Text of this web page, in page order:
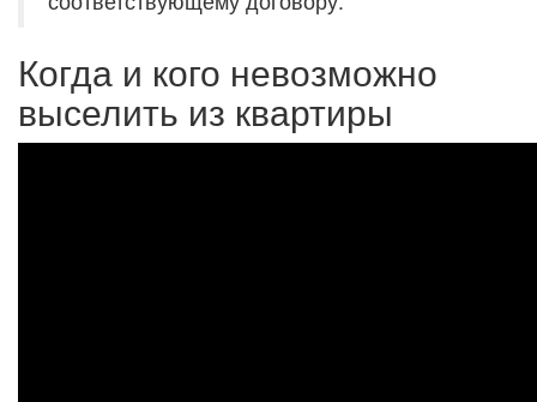
Когда и кого невозможно
выселить из квартиры